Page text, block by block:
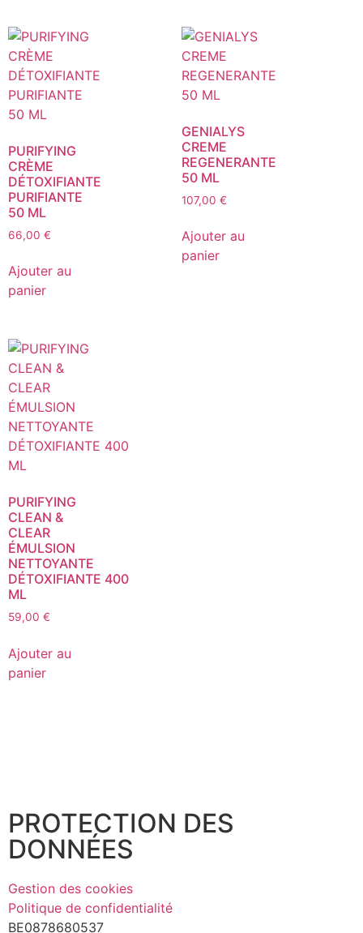
PURIFYING
CRÈME
DÉTOXIFIANTE
PURIFIANTE
50 ML
66,00 €
Ajouter au
panier
GENIALYS
CREME
REGENERANTE
50 ML
107,00 €
Ajouter au
panier
PURIFYING
CLEAN &
CLEAR
ÉMULSION
NETTOYANTE
DÉTOXIFIANTE 400
ML
59,00 €
Ajouter au
panier
PROTECTION DES
DONNÉES
Gestion des cookies
Politique de confidentialité
BE0878680537